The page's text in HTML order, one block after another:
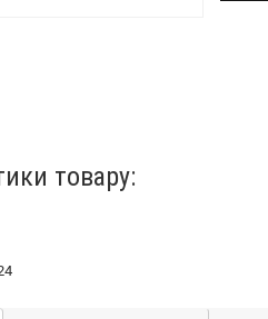
товару: